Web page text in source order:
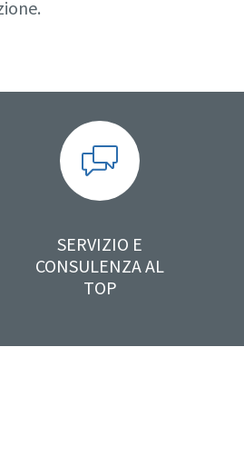
SERVIZIO E
CONSULENZA AL
TOP